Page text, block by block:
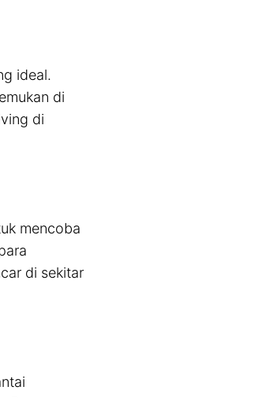
ideal.
di
di
mencoba
di sekitar